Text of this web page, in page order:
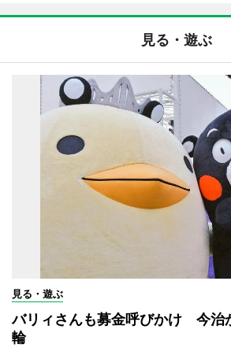
見る・遊ぶ
見る・遊ぶ
バリィさんも募金呼びかけ 今治
輪